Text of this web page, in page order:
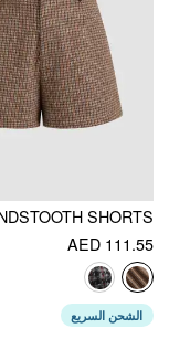
AED 111.55
الشحن السريع